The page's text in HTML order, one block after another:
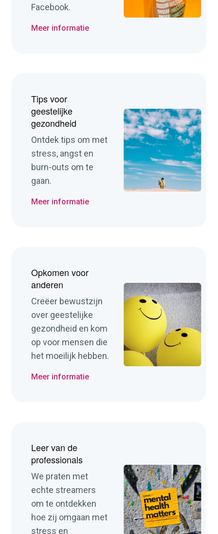
Facebook.
Meer informatie
Tips voor
geestelijke
gezondheid
Ontdek tips om met
stress, angst en
burn-outs om te
gaan.
Meer informatie
Opkomen voor
anderen
Creëer bewustzijn
over geestelijke
gezondheid en kom
op voor mensen die
het moeilijk hebben.
Meer informatie
Leer van de
professionals
We praten met
echte streamers
om te ontdekken
hoe zij omgaan met
stress en